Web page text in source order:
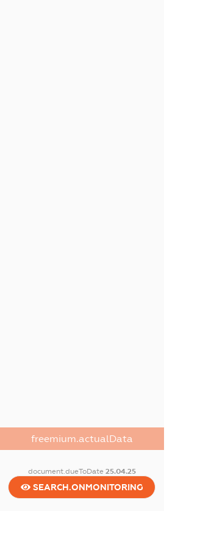
freemium.actualData
document.dueToDate 25.04.25
SEARCH.ONMONITORING